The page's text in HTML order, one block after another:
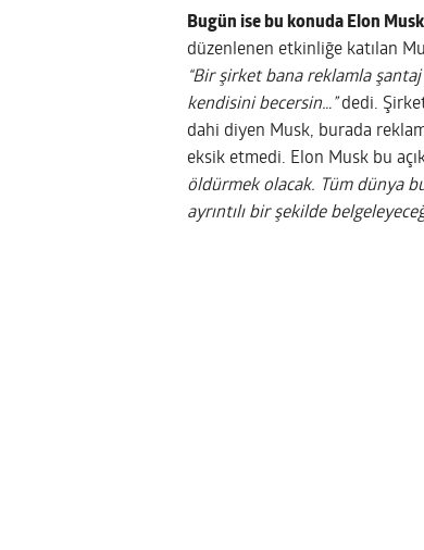
Bugün ise bu konuda Elon
düzenlenen etkinliğe katılan
“Bir şirket bana reklamla şantaj
kendisini becersin…”dedi.
dahi diyen Musk, burada
eksik etmedi. Elon Musk bu
öldürmek olacak. Tüm dünya
ayrıntılı bir şekilde